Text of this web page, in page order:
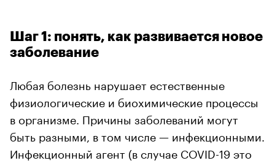
Шаг 1: понять, как развивается новое
заболевание
Любая болезнь нарушает естественные
физиологические и биохимические процессы
в организме. Причины заболеваний могут
быть разными, в том числе — инфекционными.
Инфекционный агент (в случае COVID-19 это